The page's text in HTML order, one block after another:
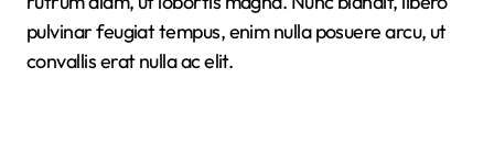
pulvinar feugiat tempus, enim nulla posuere arcu, ut
convallis erat nulla ac elit.